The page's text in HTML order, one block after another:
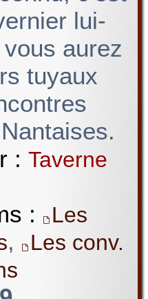
lui-
aurez
tuyaux
: Taverne
:
Les
,
Les conv.